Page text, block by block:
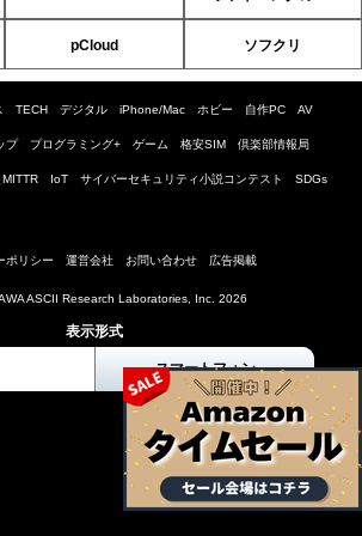
pCloud ソフクリ
TECH デジタル iPhone/Mac ホビー 自作PC AV
プ プログラミング+ ゲーム 格安SIM 倶楽部情報局
MITTR IoT サイバーセキュリティ小説コンテスト SDGs
ポリシー 運営会社 お問い合わせ 広告掲載
ASCII Research Laboratories, Inc. 2026
表示形式
スマートフォン